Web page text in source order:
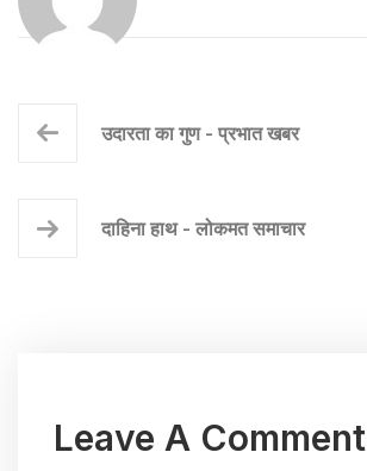
उदारता का गुण - प्रभात खबर
दाहिना हाथ - लोकमत समाचार
Leave A Comment